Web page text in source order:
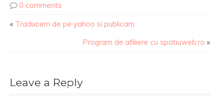
0 comments
« Traducem de pe yahoo si publicam
Program de afiliere cu spatiuweb.ro »
Leave a Reply